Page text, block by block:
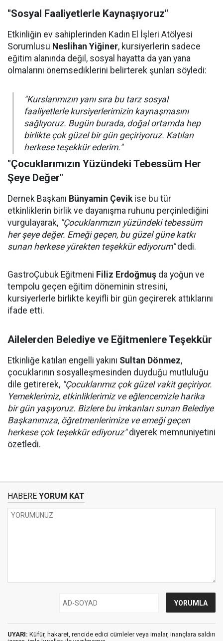
"Sosyal Faaliyetlerle Kaynaşıyoruz"
Etkinliğin ev sahiplerinden Kadın El İşleri Atölyesi
Sorumlusu Neslihan Yiğiner, kursiyerlerin sadece
eğitim alanında değil, sosyal hayatta da yan yana
olmalarını önemsediklerini belirterek şunları söyledi:
"Kurslarımızın yanı sıra bu tarz sosyal
faaliyetlerle kursiyerlerimizin kaynaşmasını
sağlıyoruz. Bugün burada, doğal ortamda hep
birlikte çok güzel bir gün geçiriyoruz. Katılan
herkese teşekkür ederim."
"Çocuklarımızın Yüzündeki Tebessüm Her
Şeye Değer"
Dernek Başkanı Bünyamin Çevikise bu tür
etkinliklerin birlik ve dayanışma ruhunu perçinlediğini
vurgulayarak, "Çocuklarımızın yüzündeki tebessüm
her şeye değer. Emeği geçen, bu güzel güne katkı
sunan herkese yürekten teşekkür ediyorum"dedi.
GastroÇubuk Eğitmeni Filiz Erdoğmuş da yoğun ve
tempolu geçen eğitim döneminin stresini,
kursiyerlerle birlikte keyifli bir gün geçirerek attıklarını
ifade etti.
Ailelerden Belediye ve Eğitmenlere Teşekkür
Etkinliğe katılan engelli yakını Sultan Dönmez,
çocuklarının sosyalleşmesinden duyduğu mutluluğu
dile getirerek, "Çocuklarımız çok güzel vakit geçiriyor.
Yemeklerimiz, etkinliklerimiz ve eğlencemizle harika
bir gün yaşıyoruz. Bizlere bu imkanları sunan Belediye
Başkanımıza, öğretmenlerimize ve emeği geçen
herkese çok teşekkür ediyoruz"diyerek memnuniyetini
özetledi.
HABERE YORUM KAT
UYARI: Küfür, hakaret, rencide edici cümleler veya imalar, inançlara saldırı